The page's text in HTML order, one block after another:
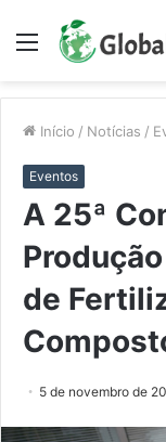
Menu
Início / Notícias /
Eventos
A 25ª
de
5 de novembro de